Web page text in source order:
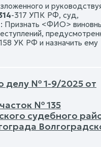
и
-317 УПК РФ, суд,
<ФИО>
УК РФ и назначить ему
делу № 1-9/2025 от
№ 135
судебного